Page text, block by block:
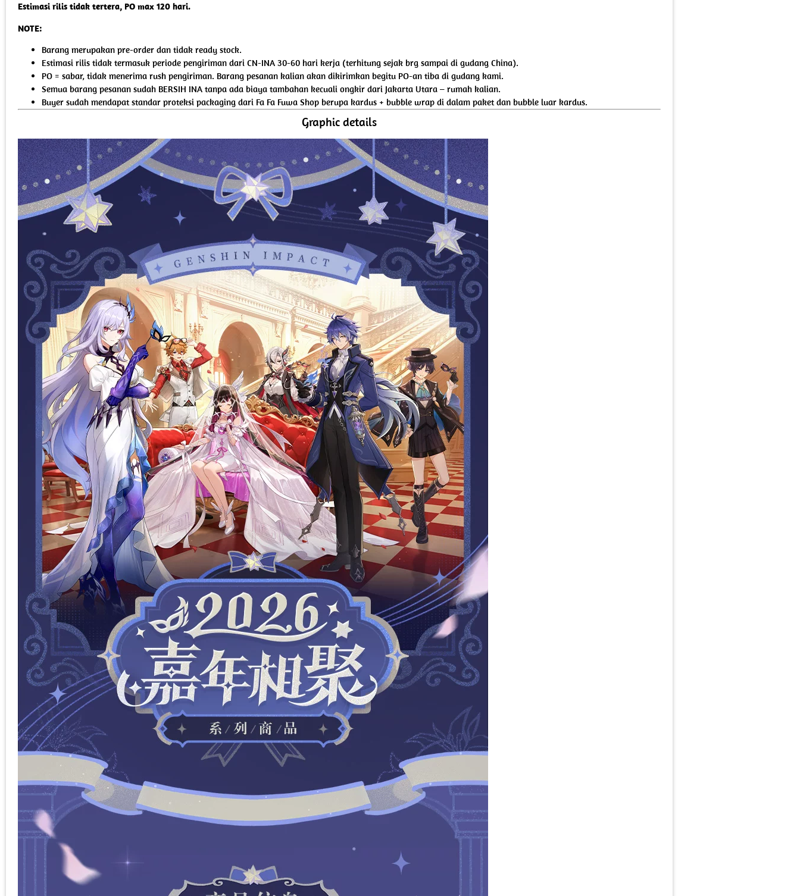
Estimasi rilis tidak tertera, PO max 120 hari.
NOTE:
Barang merupakan pre-order dan tidak ready stock.
Estimasi rilis tidak termasuk periode pengiriman dari CN-INA 30-60 hari kerja (terhitung sejak brg sampai di gudang China).
PO = sabar, tidak menerima rush pengiriman. Barang pesanan kalian akan dikirimkan begitu PO-an tiba di gudang kami.
Semua barang pesanan sudah BERSIH INA tanpa ada biaya tambahan kecuali ongkir dari Jakarta Utara – rumah kalian.
Buyer sudah mendapat standar proteksi packaging dari Fa Fa Fuwa Shop berupa kardus + bubble wrap di dalam paket dan bubble luar kardus.
Graphic details